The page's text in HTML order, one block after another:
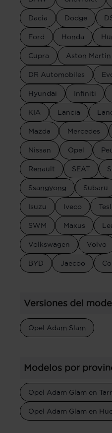
Dacia Dodge
Ford Honda
Cupra Aston Martin
DR Automobiles
Hyundai Infiniti
KIA Lancia
Mazda Mercedes
Nissan Opel
Renault SEAT
Ssangyong Subaru
Isuzu Iveco
SWM Maxus
Volkswagen Volvo
BYD Jaecoo
Versiones del
Opel Adam Slam
Modelos por
Opel Adam Glam en
Opel Adam Glam en